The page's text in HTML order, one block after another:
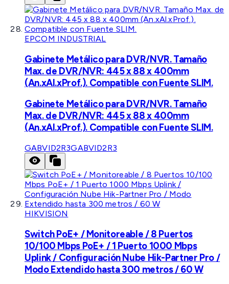
EPCOM INDUSTRIAL
Gabinete Metálico para DVR/NVR. Tamaño
Max. de DVR/NVR: 445 x 88 x 400mm
(An.xAl.xProf.). Compatible con Fuente SLIM.
Gabinete Metálico para DVR/NVR. Tamaño
Max. de DVR/NVR: 445 x 88 x 400mm
(An.xAl.xProf.). Compatible con Fuente SLIM.
GABVID2R3GABVID2R3
HIKVISION
Switch PoE+ / Monitoreable / 8 Puertos
10/100 Mbps PoE+ / 1 Puerto 1000 Mbps
Uplink / Configuración Nube Hik-Partner Pro /
Modo Extendido hasta 300 metros / 60 W